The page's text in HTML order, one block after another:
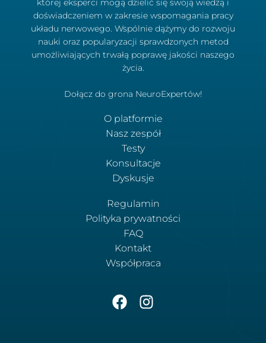
której eksperci mogą dzielić się swoją wiedzą i
doświadczeniem w zakresie wspomagania pracy
układu nerwowego. Wspólnie dążymy do rozwoju
nauki oraz popularyzacji sprawdzonych metod
umożliwiających trwałą poprawę jakości naszego
życia.
Dołącz do grona NeuroExpertów!
O platformie
Nasz zespół
Testy
Konsultacje
Dyskusje
Regulamin
Polityka prywatności
FAQ
Kontakt
Współpraca